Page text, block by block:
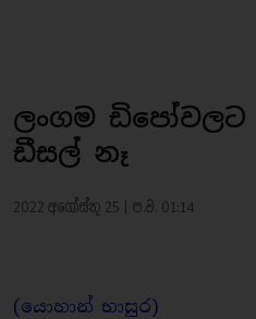
ලංගම
ඩීසල් නෑ
2022 අගෝස්තු 25 | ප.ව. 01:14
(යොහාන් භාසුර)